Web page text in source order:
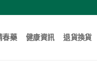
春藥 健康資訊 退貨換貨